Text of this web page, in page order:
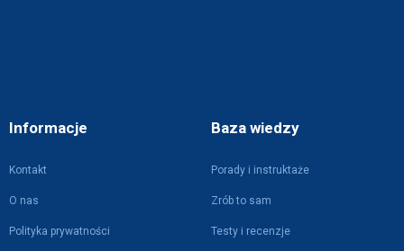
Informacje
Kontakt
O nas
Polityka prywatności
Baza wiedzy
Porady i instruktaże
Zrób to sam
Testy i recenzje